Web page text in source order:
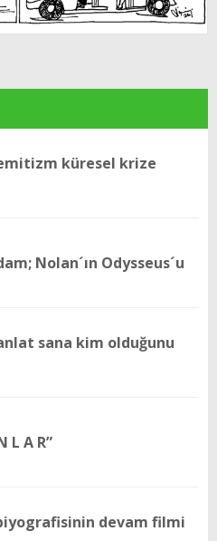
küresel krize
Nolan´ın Odysseus´u
sana kim olduğunu
L A R”
devam filmi